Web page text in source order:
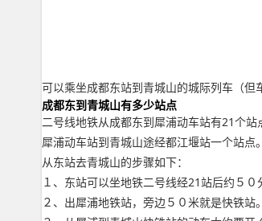
可以乘坐成都东站到青城山的城际列车（但
成都东到青城山有多少站点
二号线地铁从成都东到犀浦动车站有21个站
犀浦动车站到青城山途经都江堰站一个站点。
从东站去青城山的步骤如下：
１、东站可以坐地铁二号线经21站后约５０
２、出犀浦地铁站，旁边５０米就是快铁站